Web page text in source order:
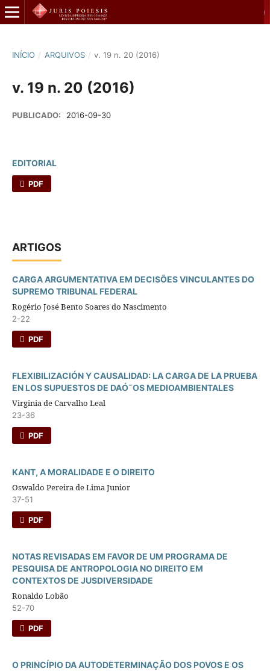
INÍCIO / ARQUIVOS / v. 19 n. 20 (2016)
v. 19 n. 20 (2016)
PUBLICADO: 2016-09-30
EDITORIAL
PDF
ARTIGOS
CARGA ARGUMENTATIVA EM DECISÕES VINCULANTES DO
SUPREMO TRIBUNAL FEDERAL
Rogério José Bento Soares do Nascimento
2-22
PDF
FLEXIBILIZACIÓN Y CAUSALIDAD: LA CARGA DE LA PRUEBA
EN LOS SUPUESTOS DE DAÓ˜OS MEDIOAMBIENTALES
Virginia de Carvalho Leal
23-36
PDF
KANT, A MORALIDADE E O DIREITO
Oswaldo Pereira de Lima Junior
37-51
PDF
NOTAS REVISADAS EM FAVOR DE UM PROGRAMA DE
PESQUISA DE ANTROPOLOGIA NO DIREITO EM
CONTEXTOS DE JUSDIVERSIDADE
Ronaldo Lobão
52-70
PDF
O PRINCÍPIO DA AUTODETERMINAÇÃO DOS POVOS E OS